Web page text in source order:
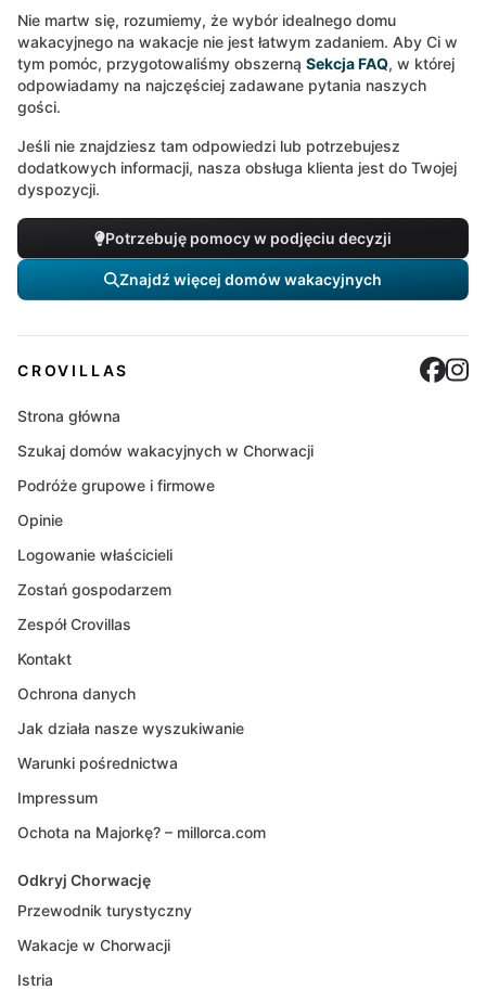
Nie martw się, rozumiemy, że wybór idealnego domu
wakacyjnego na wakacje nie jest łatwym zadaniem. Aby Ci w
tym pomóc, przygotowaliśmy obszerną Sekcja FAQ, w której
odpowiadamy na najczęściej zadawane pytania naszych
gości.
Jeśli nie znajdziesz tam odpowiedzi lub potrzebujesz
dodatkowych informacji, nasza obsługa klienta jest do Twojej
dyspozycji.
Potrzebuję pomocy w podjęciu decyzji
Znajdź więcej domów wakacyjnych
CROVILLAS
Strona główna
Szukaj domów wakacyjnych w Chorwacji
Podróże grupowe i firmowe
Opinie
Logowanie właścicieli
Zostań gospodarzem
Zespół Crovillas
Kontakt
Ochrona danych
Jak działa nasze wyszukiwanie
Warunki pośrednictwa
Impressum
Ochota na Majorkę? – millorca.com
Odkryj Chorwację
Przewodnik turystyczny
Wakacje w Chorwacji
Istria